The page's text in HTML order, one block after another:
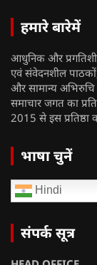
हमारे बारेमें
आधुनिक और
एवं संवेदनशील
और सामान्य अभिरुचि
समाचार जगत का
2015 से इस प्रतिष्ठा
भाषा चुनें
Hindi
संपर्क सूत्र